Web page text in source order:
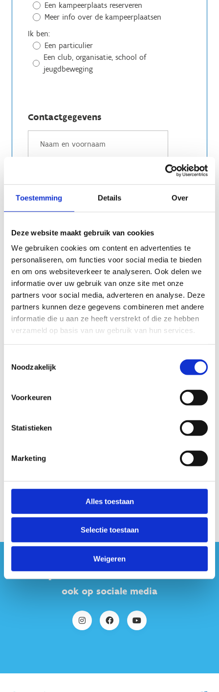
Toestemming Details Over
Deze website maakt gebruik van cookies
We gebruiken cookies om content en advertenties te
personaliseren, om functies voor social media te bieden
en om ons websiteverkeer te analyseren. Ook delen we
informatie over uw gebruik van onze site met onze
partners voor social media, adverteren en analyse. Deze
partners kunnen deze gegevens combineren met andere
informatie die u aan ze heeft verstrekt of die ze hebben
verzameld op basis van uw gebruik van hun services.
Noodzakelijk
Voorkeuren
Statistieken
Marketing
Alles toestaan
Selectie toestaan
Weigeren
Een kampeerplaats reserveren
Meer info over de kampeerplaatsen
Ik ben:
Een particulier
Een club, organisatie, school of
jeugdbeweging
Contactgegevens
#sportersbelevenmeer
ook op sociale media